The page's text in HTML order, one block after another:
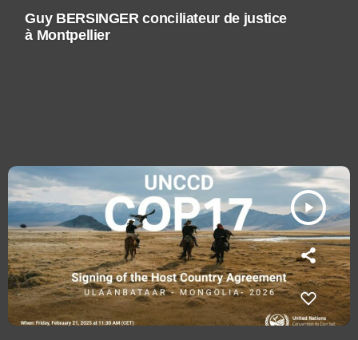
Guy BERSINGER conciliateur de justice
à Montpellier
play_arrow